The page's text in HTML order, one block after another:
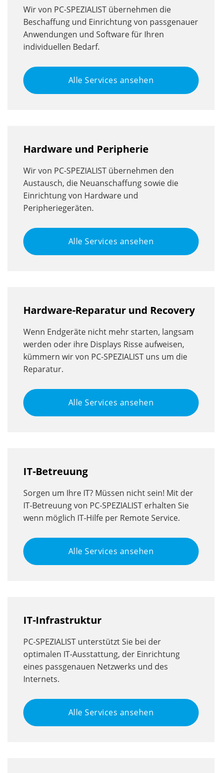
Wir von PC-SPEZIALIST übernehmen die
Beschaffung und Einrichtung von passgenauer
Anwendungen und Software für Ihren
individuellen Bedarf.
Alle Services ansehen
Hardware und Peripherie
Wir von PC-SPEZIALIST übernehmen den
Austausch, die Neuanschaffung sowie die
Einrichtung von Hardware und
Peripheriegeräten.
Alle Services ansehen
Hardware-Reparatur und Recovery
Wenn Endgeräte nicht mehr starten, langsam
werden oder ihre Displays Risse aufweisen,
kümmern wir von PC-SPEZIALIST uns um die
Reparatur.
Alle Services ansehen
IT-Betreuung
Sorgen um Ihre IT? Müssen nicht sein! Mit der
IT-Betreuung von PC-SPEZIALIST erhalten Sie
wenn möglich IT-Hilfe per Remote Service.
Alle Services ansehen
IT-Infrastruktur
PC-SPEZIALIST unterstützt Sie bei der
optimalen IT-Ausstattung, der Einrichtung
eines passgenauen Netzwerks und des
Internets.
Alle Services ansehen